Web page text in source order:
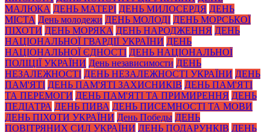
МАЛЮКА ДЕНЬ МАТЕРІ ДЕНЬ МИЛОСЕРДЯ ДЕНЬ
МІСТА День молодежи ДЕНЬ МОЛОДІ ДЕНЬ МОРСЬКОЇ
ПІХОТИ ДЕНЬ МОРЯКА ДЕНЬ НАРОДЖЕННЯ ДЕНЬ
НАЦІОНАЛЬНОЇ ГВАРДІЇ УКРАЇНИ ДЕНЬ
НАЦІОНАЛЬНОЇ ЄДНОСТІ ДЕНЬ НАЦІОНАЛЬНОЇ
ПОЛІЦІЇ УКРАЇНИ День независимости ДЕНЬ
НЕЗАЛЕЖНОСТІ ДЕНЬ НЕЗАЛЕЖНОСТІ УКРАЇНИ ДЕНЬ
ПАМ'ЯТІ ДЕНЬ ПАМ'ЯТІ ЗАХИСНИКІВ ДЕНЬ ПАМ'ЯТІ
ТА ПЕРЕМОГИ ДЕНЬ ПАМ'ЯТІ ТА ПРИМИРЕННЯ ДЕНЬ
ПЕДІАТРА ДЕНЬ ПИВА ДЕНЬ ПИСЕМНОСТІ ТА МОВИ
ДЕНЬ ПІХОТИ УКРАЇНИ День Победы ДЕНЬ
ПОВІТРЯНИХ СИЛ УКРАЇНИ ДЕНЬ ПОДАРУНКІВ ДЕНЬ